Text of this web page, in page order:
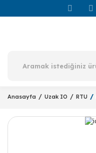
Anasayfa Uzak IO RTU